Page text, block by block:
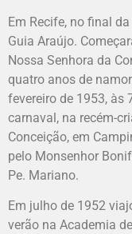
Em Recife, no final
Guia Araújo.
Nossa Senhora da
quatro anos de
fevereiro de 1953, às
carnaval, na recém-
Conceição, em
pelo Monsenhor
Pe. Mariano.
Em julho de 1952
verão na Academia